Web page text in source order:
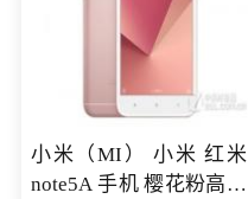
小米（MI） 小米 红米
note5A 手机 樱花粉高配